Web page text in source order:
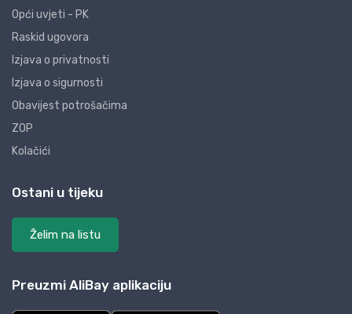
Opći uvjeti - PK
Raskid ugovora
Izjava o privatnosti
Izjava o sigurnosti
Obavijest potrošačima
ZOP
Kolačići
Ostani u tijeku
Želim na listu
Preuzmi AliBay aplikaciju